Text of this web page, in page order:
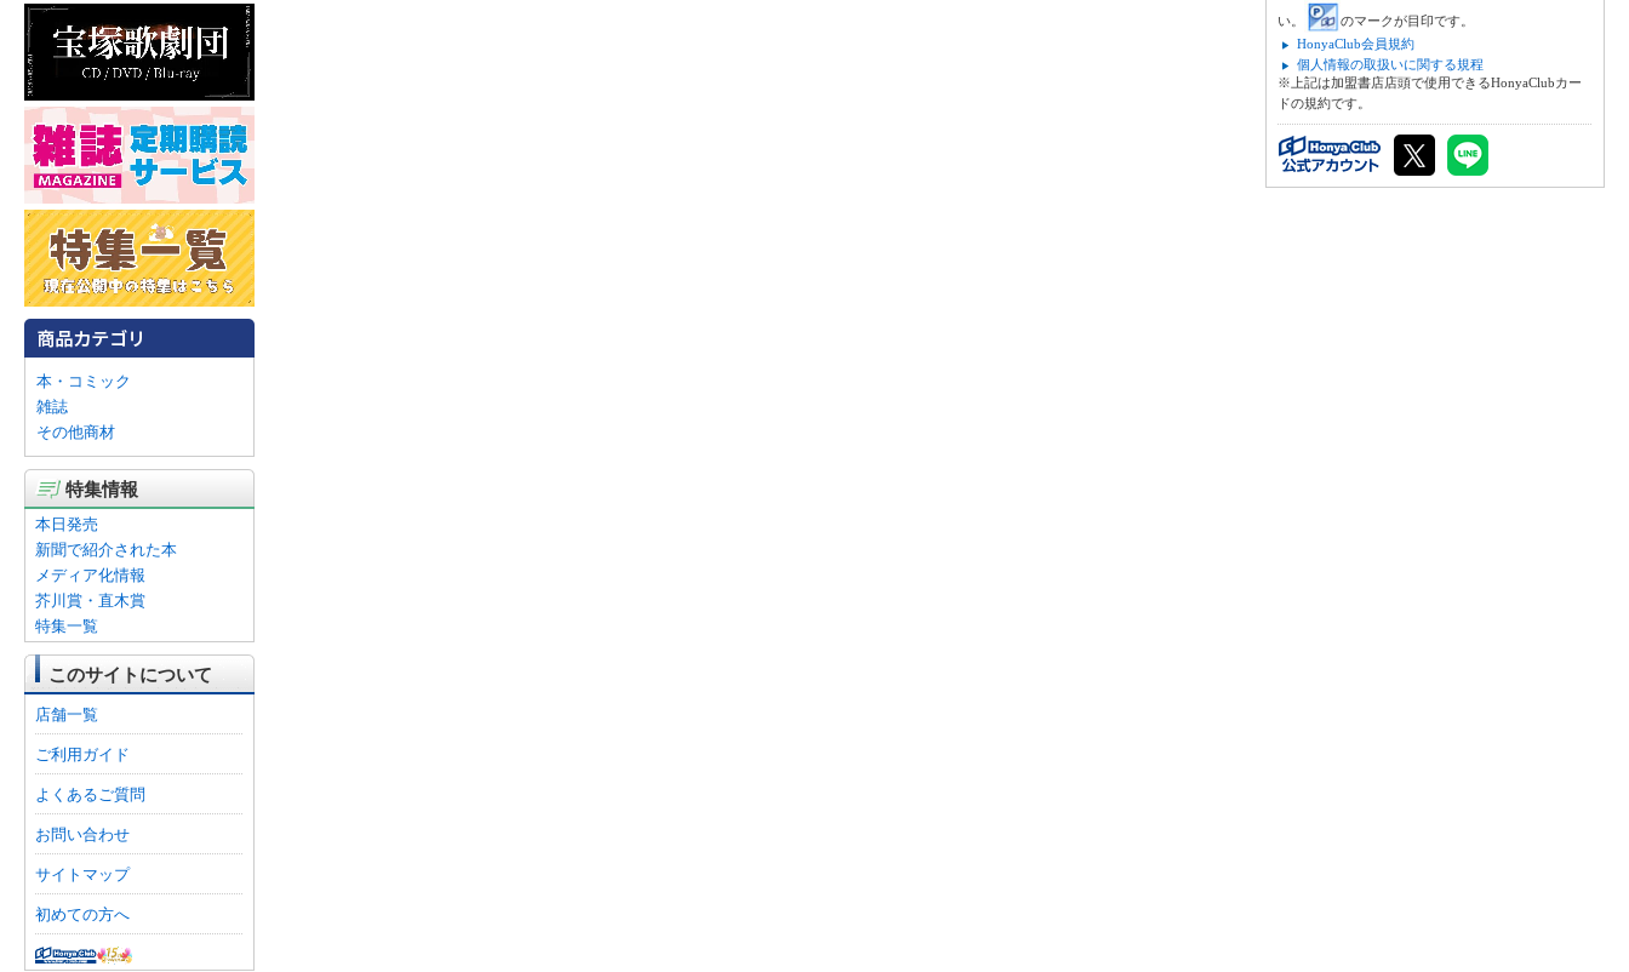
本・コミック
雑誌
その他商材
特集情報
本日発売
新聞で紹介された本
メディア化情報
芥川賞・直木賞
特集一覧
このサイトについて
店舗一覧
ご利用ガイド
よくあるご質問
お問い合わせ
サイトマップ
初めての方へ
い。
のマークが目印です。
HonyaClub会員規約
個人情報の取扱いに関する規程
※上記は加盟書店店頭で使用できるHonyaClubカー
ドの規約です。